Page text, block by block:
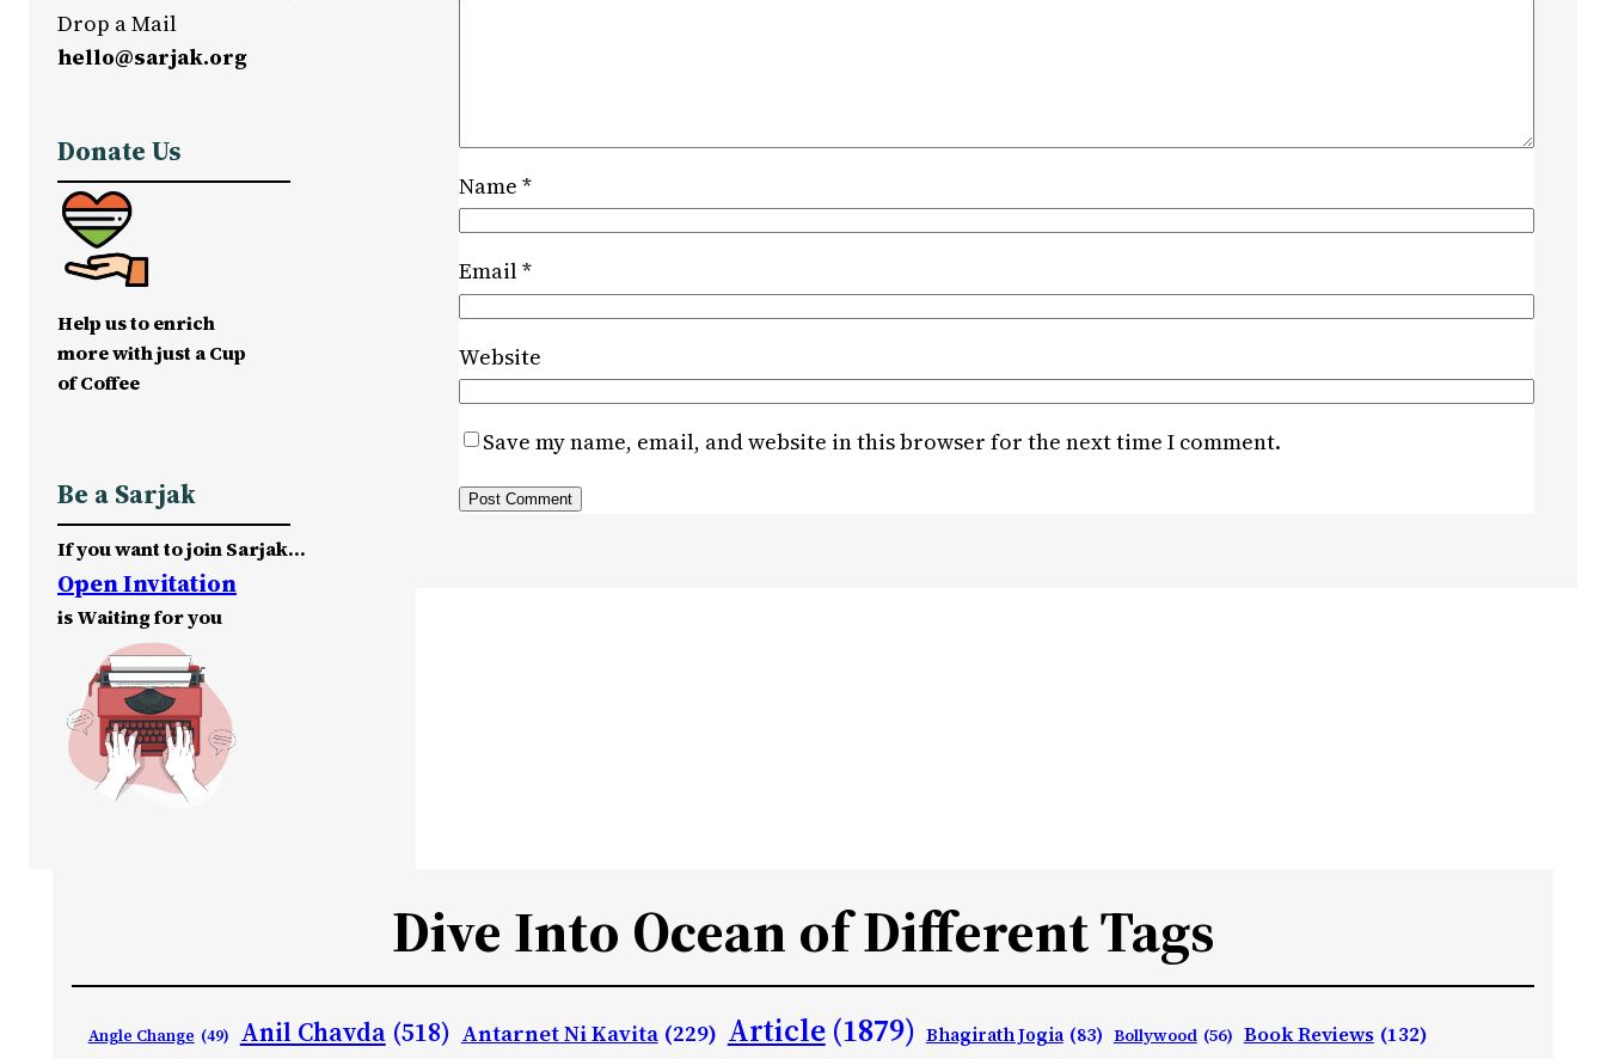
Drop a Mail
hello@sarjak.org
Donate Us
Help us to enrich
more with just a Cup
of Coffee
Be a Sarjak
If you want to join Sarjak…
Open Invitation
is Waiting for you
Name *
Email*
Website
Save my name, email, and website in this browser for the next time I comment.
Dive Into Ocean of Different Tags
Angle Change (49) Anil Chavda (518) Antarnet Ni Kavita (229) Article (1879) Bhagirath Jogia (83) Bollywood (56) Book Reviews (132)